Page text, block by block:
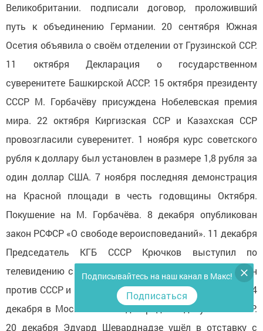
Великобритании. подписали договор, проложивший
путь к объединению Германии. 20 сентября Южная
Осетия объявила о своём отделении от Грузинской ССР.
11 октября Декларация о государственном
суверенитете Башкирской АССР. 15 октября президенту
СССР М. Горбачёву присуждена Нобелевская премия
мира. 22 октября Киргизская ССР и Казахская ССР
провозгласили суверенитет. 1 ноября курс советского
рубля к доллару был установлен в размере 1,8 рубля за
один доллар США. 7 ноября последняя демонстрация
на Красной площади в честь годовщины Октября.
Покушение на М. Горбачёва. 8 декабря опубликован
закон РСФСР «О свободе вероисповеданий». 11 декабря
Председатель КГБ СССР Крючков выступил по
телевидению с заявлением о заговоре западных стран
против СССР и их намерениях добиться его распада. 14
декабря в Москве IV Съезд народных депутатов СССР.
20 декабря Эдуард Шеварднадзе ушёл в отставку с
Подписывайтесь на наш канал в Макс!
Подписаться